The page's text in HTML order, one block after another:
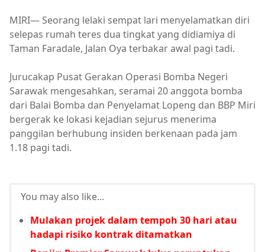
MIRI— Seorang lelaki sempat lari menyelamatkan diri
selepas rumah teres dua tingkat yang didiamiya di
Taman Faradale, Jalan Oya terbakar awal pagi tadi.
Jurucakap Pusat Gerakan Operasi Bomba Negeri
Sarawak mengesahkan, seramai 20 anggota bomba
dari Balai Bomba dan Penyelamat Lopeng dan BBP Miri
bergerak ke lokasi kejadian sejurus menerima
panggilan berhubung insiden berkenaan pada jam
1.18 pagi tadi.
You may also like...
Mulakan projek dalam tempoh 30 hari atau
hadapi risiko kontrak ditamatkan